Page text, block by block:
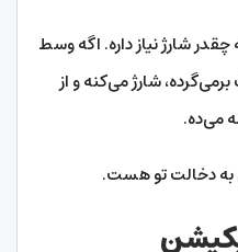
شارژ نیاز داره. اگه وسط
شارژ می‌کنه و از
می‌ده.
به دخالت تو هست.